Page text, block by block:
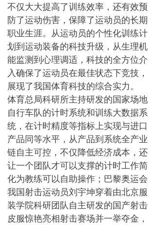
不仅大大提高了训练效率，还有效预
防了运动伤害，保障了运动员的长期
职业生涯。从运动员的个性化训练计
划到运动装备的科技升级，从生理机
能监测到心理调适，科技的全方位介
入确保了运动员在最佳状态下竞技，
展现了我国体育科技的综合实力。
体育总局科研所主持研发的国家场地
自行车队的计时系统和训练大数据系
统，在计时精度等指标上实现与进口
产品同等水平，从产品到系统全产业
链自主可控，不仅降低经济成本，还
让一个团队才可以支撑的计时工作简
化为教练可以自助操作；巴黎奥运会
我国射击运动员刘宇坤穿着由北京服
装学院科研团队自主研发的国产射击
皮服惊艳亮相射击赛场并一举夺金，